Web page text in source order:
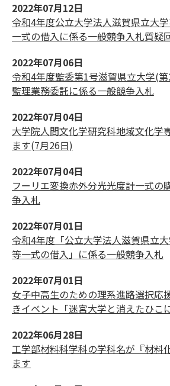
2022年07月12日
令和4年度公立大学法人滋賀県立大
一式の借入に係る一般競争入札質疑
2022年07月06日
令和4年度監委第1号滋賀県立大学(
監理業務委託に係る一般競争入札
2022年07月04日
大学院人間文化学研究科地域文化学
ます(7月26日)
2022年07月04日
フーリエ変換赤外分光光度計一式の
争入札
2022年07月01日
令和4年度「公立大学法人滋賀県立
等一式の借入」に係る一般競争入札
2022年07月01日
女子中高生のための理系進路選択応
きイベント「迷宮大学と消えたひこ
2022年06月28日
工学部材料科学科の学科名が『材料
ます